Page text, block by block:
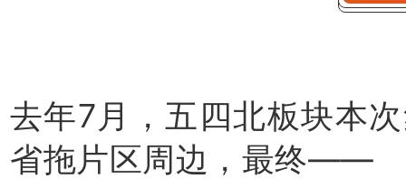
去年7月，五四北板块本
省拖片区周边，最终——